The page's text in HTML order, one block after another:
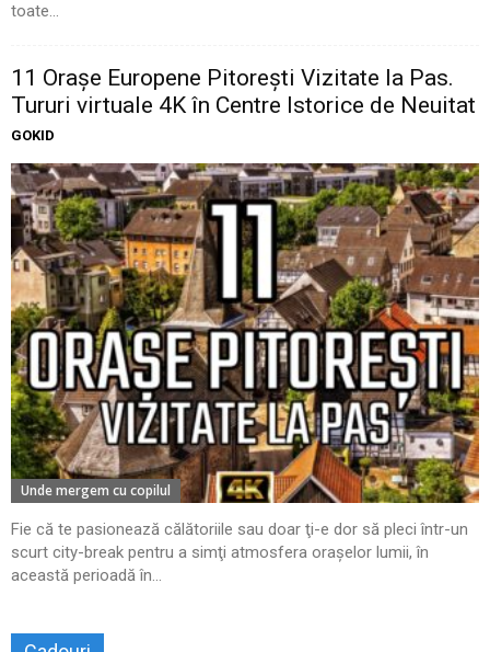
toate...
11 Oraşe Europene Pitoreşti Vizitate la Pas.
Tururi virtuale 4K în Centre Istorice de Neuitat
GOKID
Unde mergem cu copilul
Fie că te pasionează călătoriile sau doar ţi-e dor să pleci într-un
scurt city-break pentru a simţi atmosfera oraşelor lumii, în
această perioadă în...